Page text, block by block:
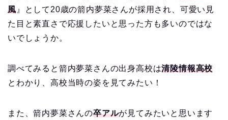
風』として20歳の箭内夢菜さんが採用され、可愛い見
た目と素直さで応援したいと思った方も多いのではな
いでしょうか。
調べてみると箭内夢菜さんの出身高校は清陵情報高校
とわかり、高校当時の姿を見てみたい！
また、箭内夢菜さんの卒アルが見てみたいと思います